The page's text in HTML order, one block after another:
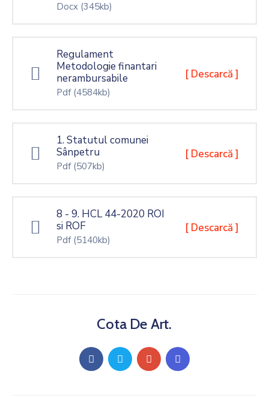
Docx (345kb)
Regulament
Metodologie finantari
nerambursabile
Pdf (4584kb)
[ Descarcă ]
1. Statutul comunei
Sânpetru
Pdf (507kb)
[ Descarcă ]
8 - 9. HCL 44-2020 ROI
si ROF
Pdf (5140kb)
[ Descarcă ]
Cota De Art.